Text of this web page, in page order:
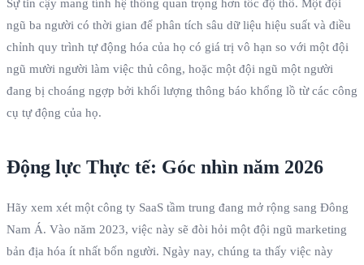
Sự tin cậy mang tính hệ thống quan trọng hơn tốc độ thô. Một đội
ngũ ba người có thời gian để phân tích sâu dữ liệu hiệu suất và điều
chỉnh quy trình tự động hóa của họ có giá trị vô hạn so với một đội
ngũ mười người làm việc thủ công, hoặc một đội ngũ một người
đang bị choáng ngợp bởi khối lượng thông báo khổng lồ từ các công
cụ tự động của họ.
Động lực Thực tế: Góc nhìn năm 2026
Hãy xem xét một công ty SaaS tầm trung đang mở rộng sang Đông
Nam Á. Vào năm 2023, việc này sẽ đòi hỏi một đội ngũ marketing
bản địa hóa ít nhất bốn người. Ngày nay, chúng ta thấy việc này